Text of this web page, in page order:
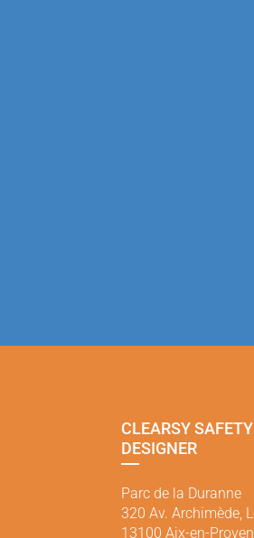
CLEARSY
DESIGNER
Parc de la Duranne
320 Av. Archimède,
13100 Aix-en-